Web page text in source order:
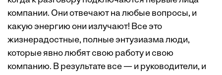
компании. Они отвечают на любые вопросы, и
какую энергию они излучают! Все это
жизнерадостные, полные энтузиазма люди,
которые явно любят свою работу и свою
компанию. В результате все — и руководители, и